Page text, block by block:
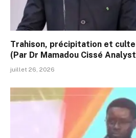
Trahison, précipitation et
(Par Dr Mamadou Cissé
juillet 26, 2026